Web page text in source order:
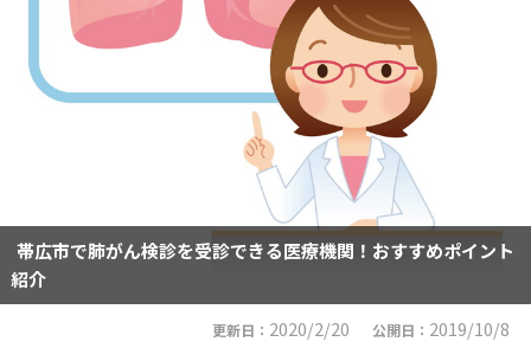
帯広市で肺がん検診を受診できる医療機関！おすすめポイント
紹介
更新日： 2020/2/20 公開日： 2019/10/8